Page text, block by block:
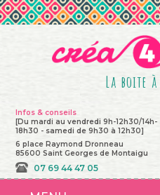
Infos & conseils
[Du mardi au vendredi 9h-12h30/14h-
18h30 - samedi de 9h30 à 12h30]
6 place Raymond Dronneau
85600 Saint Georges de Montaigu
07 69 44 47 05
La boite à